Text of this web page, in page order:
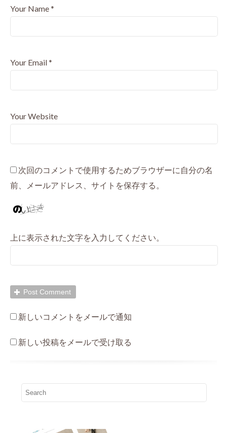
Your Name*
Your Email*
Your Website
次回のコメントで使用するためブラウザーに自分の名
前、メールアドレス、サイトを保存する。
上に表示された文字を入力してください。
新しいコメントをメールで通知
新しい投稿をメールで受け取る